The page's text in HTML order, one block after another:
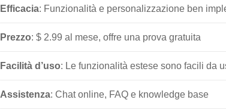
Efficacia: Funzionalità e personalizzazione ben
Prezzo: $ 2.99 al mese, offre una prova gratuita
Facilità d’uso: Le funzionalità estese sono facili da
Assistenza: Chat online, FAQ e knowledge base